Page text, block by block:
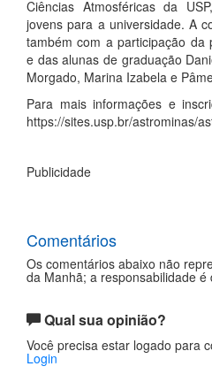
Ciências Atmosféricas da
jovens para a universidade. A
também com a participação da
e das alunas de graduação
Morgado, Marina Izabela e
Para mais informações e
https://sites.usp.br/astrominas/
Publicidade
Comentários
Os comentários abaixo não
da Manhã; a responsabilidade
Qual sua opinião?
Você precisa estar logado para
Login